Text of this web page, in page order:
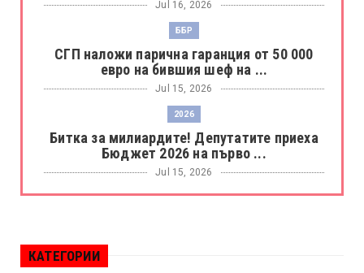
Jul 16, 2026
ББР
СГП наложи парична гаранция от 50 000
евро на бившия шеф на ...
Jul 15, 2026
2026
Битка за милиардите! Депутатите приеха
Бюджет 2026 на първо ...
Jul 15, 2026
БОРАЦ
КАТЕГОРИИ